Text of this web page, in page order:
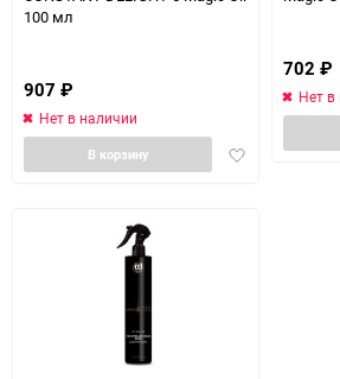
100 мл
907 ₽
Нет в наличии
Добавить
В корзину
702 ₽
Нет в